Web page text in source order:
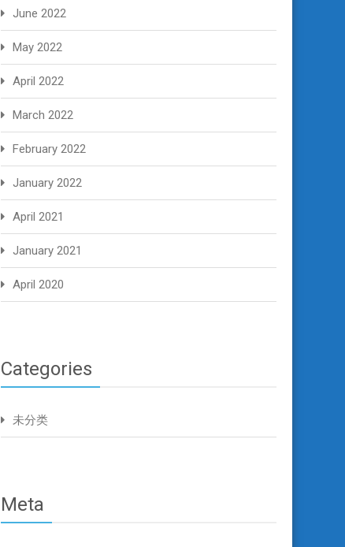
June 2022
May 2022
April 2022
March 2022
February 2022
January 2022
April 2021
January 2021
April 2020
Categories
未分类
Meta